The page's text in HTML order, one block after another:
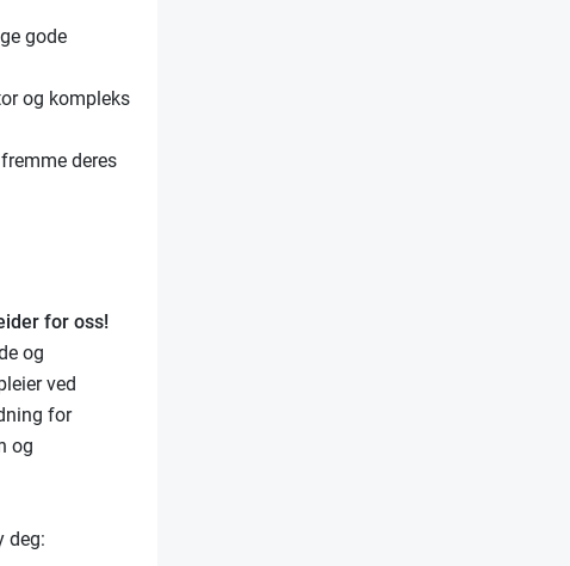
gode
og kompleks
deres
for oss!
og
ved
for
og
deg: